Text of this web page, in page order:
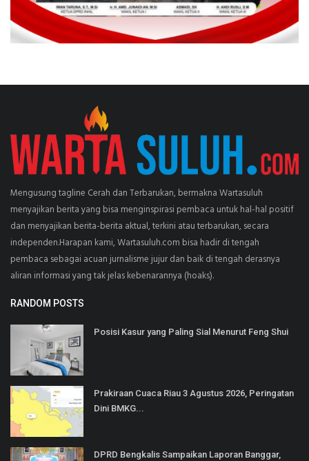
Mengusung tagline Cerah dan Terbarukan, bermakna Wartasuluh
menyajikan berita yang bisa menginspirasi pembaca untuk hal-hal positif
dan menyajikan berita-berita aktual, terkini atau terbarukan, secara
independen.Harapan kami, Wartasuluh.com bisa hadir di tengah
pembaca sebagai acuan jurnalisme jujur dan baik di tengah derasnya
aliran informasi yang tak jelas kebenarannya (hoaks).
RANDOM POSTS
Posisi Kasur yang Paling Sial Menurut Feng Shui
Prakiraan Cuaca Riau 3 Agustus 2026, Peringatan
Dini BMKG...
DPRD Bengkalis Sampaikan Laporan Banggar,